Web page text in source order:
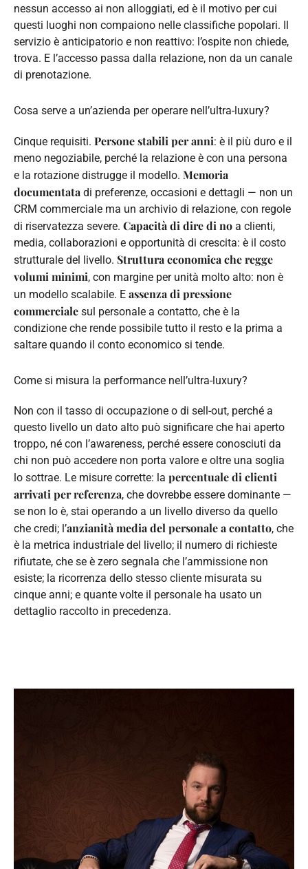
nessun accesso ai non alloggiati, ed è il motivo per cui
questi luoghi non compaiono nelle classifiche popolari. Il
servizio è anticipatorio e non reattivo: l’ospite non chiede,
trova. E l’accesso passa dalla relazione, non da un canale
di prenotazione.
Cosa serve a un’azienda per operare nell’ultra-luxury?
Cinque requisiti. Persone stabili per anni: è il più duro e il
meno negoziabile, perché la relazione è con una persona
e la rotazione distrugge il modello. Memoria
documentata di preferenze, occasioni e dettagli — non un
CRM commerciale ma un archivio di relazione, con regole
di riservatezza severe. Capacità di dire di no a clienti,
media, collaborazioni e opportunità di crescita: è il costo
strutturale del livello. Struttura economica che regge
volumi minimi, con margine per unità molto alto: non è
un modello scalabile. E assenza di pressione
commerciale sul personale a contatto, che è la
condizione che rende possibile tutto il resto e la prima a
saltare quando il conto economico si tende.
Come si misura la performance nell’ultra-luxury?
Non con il tasso di occupazione o di sell-out, perché a
questo livello un dato alto può significare che hai aperto
troppo, né con l’awareness, perché essere conosciuti da
chi non può accedere non porta valore e oltre una soglia
lo sottrae. Le misure corrette: la percentuale di clienti
arrivati per referenza, che dovrebbe essere dominante —
se non lo è, stai operando a un livello diverso da quello
che credi; l’anzianità media del personale a contatto, che
è la metrica industriale del livello; il numero di richieste
rifiutate, che se è zero segnala che l’ammissione non
esiste; la ricorrenza dello stesso cliente misurata su
cinque anni; e quante volte il personale ha usato un
dettaglio raccolto in precedenza.